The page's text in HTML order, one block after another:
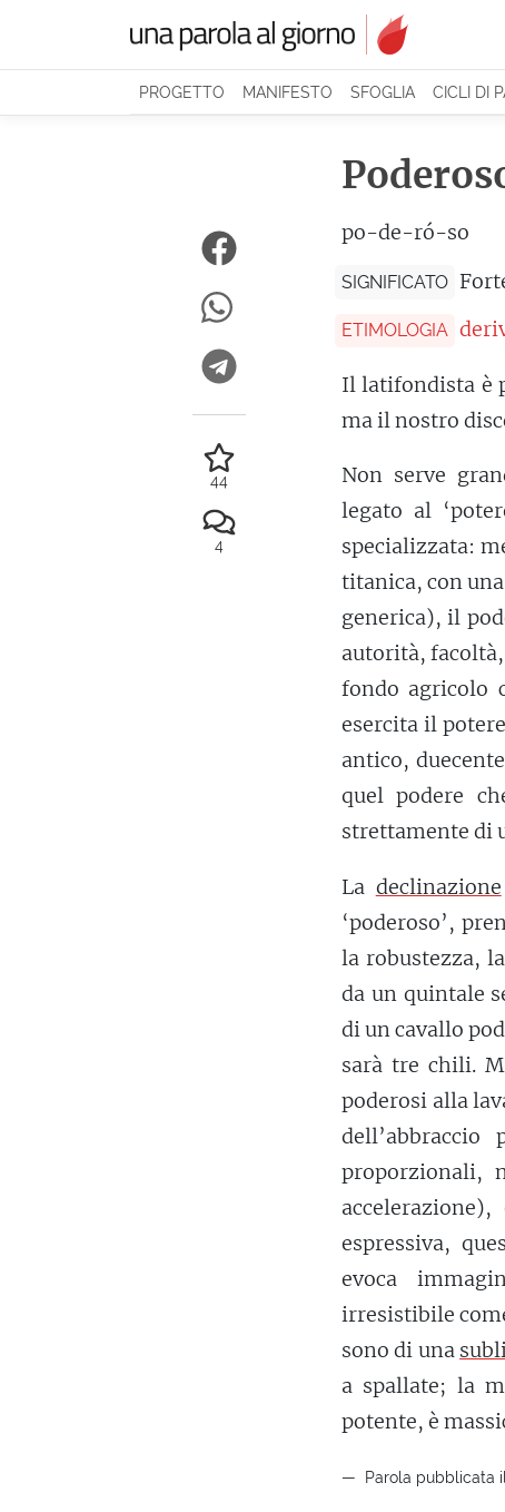
PROGETTO MANIFESTO SFOGLIA CICLI DI
po-de-ró-so
SIGNIFICATO
ETIMOLOGIA
Il latifondista è
ma il nostro
Non serve
legato al
specializzata:
titanica, con
generica), il
autorità,
fondo agricolo
esercita il
antico,
quel podere
strettamente di
La declinazione
‘poderoso’,
la robustezza,
da un quintale
di un cavallo
sarà tre chili.
poderosi alla
proporzionali,
espressiva,
evoca
irresistibile
sono di una
a spallate; la
potente, è
Parola pubblicata
44
4